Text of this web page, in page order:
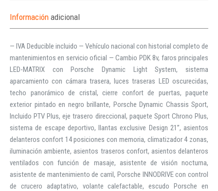
Información adicional
— IVA Deducible incluido — Vehículo nacional con historial completo de
mantenimientos en servicio oficial — Cambio PDK 8v, faros principales
LED-MATRIX con Porsche Dynamic Light System, sistema
aparcamiento con cámara trasera, luces traseras LED oscurecidas,
techo panorámico de cristal, cierre confort de puertas, paquete
exterior pintado en negro brillante, Porsche Dynamic Chassis Sport,
Incluido PTV Plus, eje trasero direccional, paquete Sport Chrono Plus,
sistema de escape deportivo, llantas exclusive Design 21”, asientos
delanteros confort 14 posiciones con memoria, climatizador 4 zonas,
iluminación ambiente, asientos traseros confort, asientos delanteros
ventilados con función de masaje, asistente de visión nocturna,
asistente de mantenimiento de carril, Porsche INNODRIVE con control
de crucero adaptativo, volante calefactable, escudo Porsche en